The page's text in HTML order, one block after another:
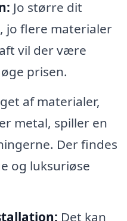
Jo større dit
jo flere materialer
vil der være
prisen.
af materialer,
metal, spiller en
Der findes
og luksuriøse
Det kan